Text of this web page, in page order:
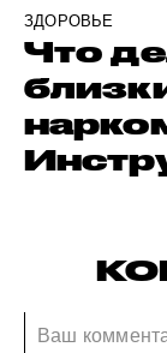
ЗДОРОВЬЕ
Что